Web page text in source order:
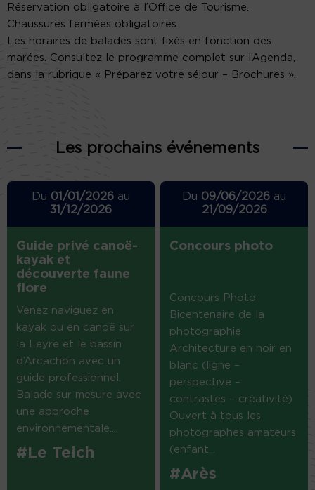
Réservation obligatoire à l’Office de Tourisme.
Chaussures fermées obligatoires.
Les horaires de balades sont fixés en fonction des
marées. Consultez le programme complet sur l’Agenda,
dans la rubrique « Préparez votre séjour – Brochures ».
Les prochains événements
Du 01/01/2026au
31/12/2026
Guide privé canoë-
kayak et
découverte faune
flore
Venez naviguez en
kayak ou en canoë sur
la Leyre et le bassin
d’Arcachon avec un
guide professionnel.
Balade sur mesure avec
une approche
environnementale....
#Le Teich
Du 09/06/2026 au
21/09/2026
Concours photo
Concours Photo
Bicentenaire de la
photographie
Architecture en noir en
blanc (ligne –
perspective –
contrastes – créativité)
Ouvert à tous les
photographes amateurs
(enfant...
#Arès